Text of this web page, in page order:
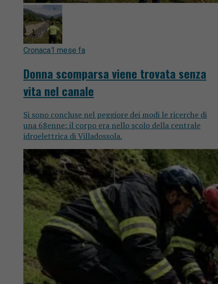
Cronaca1 mese fa
Donna scomparsa viene trovata senza
vita nel canale
Si sono concluse nel peggiore dei modi le ricerche di
una 68enne: il corpo era nello scolo della centrale
idroelettrica di Villadossola.